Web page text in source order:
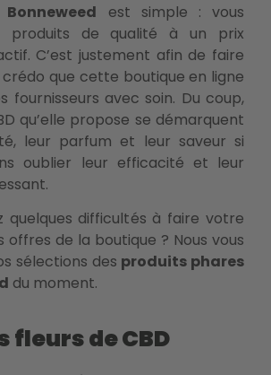
Bonneweed est simple : vous
produits de qualité à un prix
C’est justement afin de faire
crédo que cette boutique en ligne
fournisseurs avec soin. Du coup,
qu’elle propose se démarquent
leur parfum et leur saveur si
oublier leur efficacité et leur
quelques difficultés à faire votre
offres de la boutique ? Nous vous
sélections des produits phares
du moment.
fleurs de CBD